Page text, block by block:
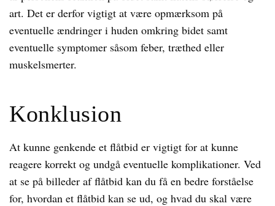
art. Det er derfor vigtigt at være opmærksom på
eventuelle ændringer i huden omkring bidet samt
eventuelle symptomer såsom feber, træthed eller
muskelsmerter.
Konklusion
At kunne genkende et flåtbid er vigtigt for at kunne
reagere korrekt og undgå eventuelle komplikationer. Ved
at se på billeder af flåtbid kan du få en bedre forståelse
for, hvordan et flåtbid kan se ud, og hvad du skal være